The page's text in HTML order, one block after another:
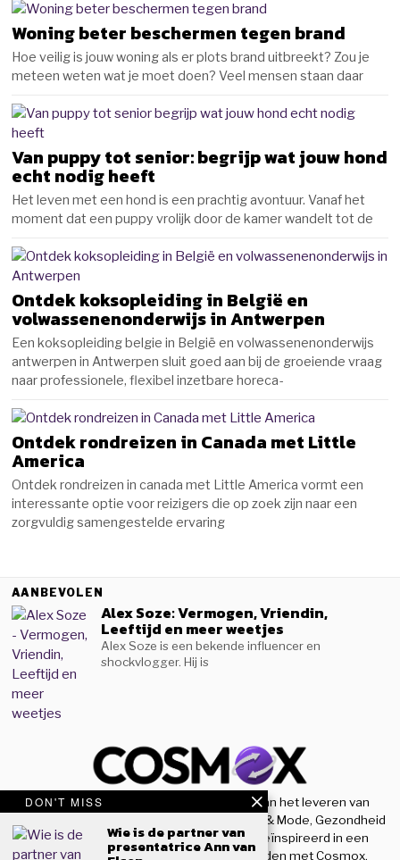
Woning beter beschermen tegen brand
Hoe veilig is jouw woning als er plots brand uitbreekt? Zou je
meteen weten wat je moet doen? Veel mensen staan daar
Van puppy tot senior: begrijp wat jouw hond
echt nodig heeft
Het leven met een hond is een prachtig avontuur. Vanaf het
moment dat een puppy vrolijk door de kamer wandelt tot de
Ontdek koksopleiding in België en
volwassenenonderwijs in Antwerpen
Een koksopleiding belgie in België en volwassenenonderwijs
antwerpen in Antwerpen sluit goed aan bij de groeiende vraag
naar professionele, flexibel inzetbare horeca-
Ontdek rondreizen in Canada met Little
America
Ontdek rondreizen in canada met Little America vormt een
interessante optie voor reizigers die op zoek zijn naar een
zorgvuldig samengestelde ervaring
AANBEVOLEN
Alex Soze: Vermogen, Vriendin,
Leeftijd en meer weetjes
Alex Soze is een bekende influencer en
shockvlogger. Hij is
Welkom bij Cosmox! We zijn toegewijd aan het leveren van
nieuwe inzichten op het gebied van Beauty & Mode, Gezondheid
& Sport, en houden u op de hoogte en geïnspireerd in een
steeds evoluerende wereld. Blijf verbonden met Cosmox.
DON'T MISS
Wie is de partner van
presentatrice Ann van